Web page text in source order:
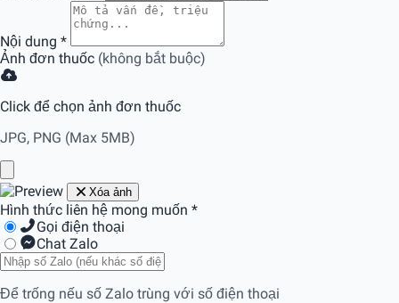
Nội dung *
Ảnh đơn thuốc (không bắt buộc)
Click để chọn ảnh đơn thuốc
JPG, PNG (Max 5MB)
Xóa ảnh
Hình thức liên hệ mong muốn *
Gọi điện thoại
Chat Zalo
Để trống nếu số Zalo trùng với số điện thoại